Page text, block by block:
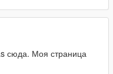
сюда. Моя страница